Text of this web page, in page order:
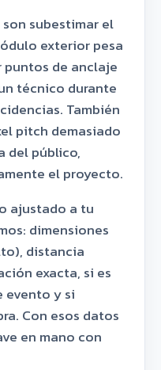
subestimar el
exterior pesa
puntos de anclaje
técnico durante
También
pitch demasiado
del público,
el proyecto.
ajustado a tu
dimensiones
distancia
exacta, si es
evento y si
Con esos datos
en mano con